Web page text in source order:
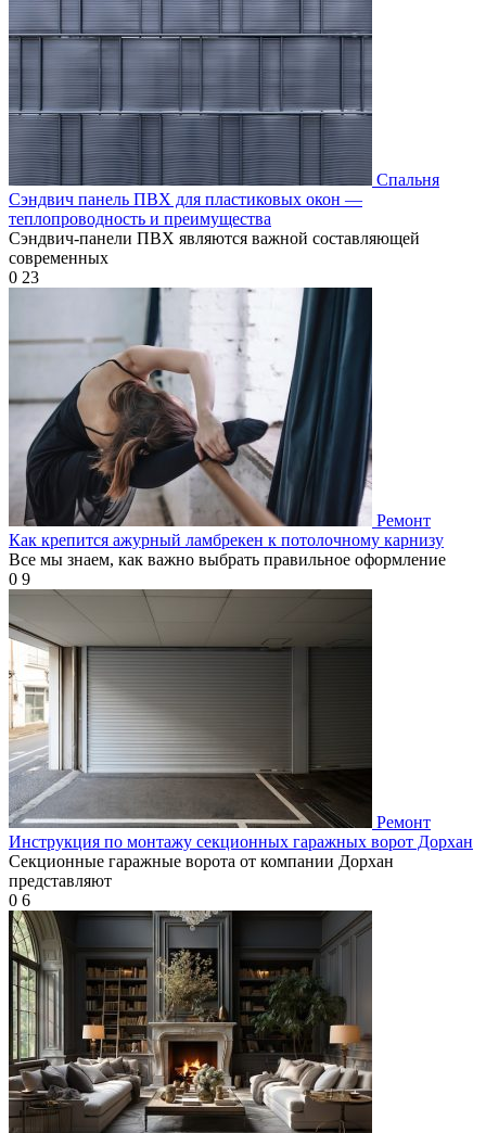
Спальня
Сэндвич панель ПВХ для пластиковых окон —
теплопроводность и преимущества
Сэндвич-панели ПВХ являются важной составляющей
современных
0 23
Ремонт
Как крепится ажурный ламбрекен к потолочному карнизу
Все мы знаем, как важно выбрать правильное оформление
0 9
Ремонт
Инструкция по монтажу секционных гаражных ворот Дорхан
Секционные гаражные ворота от компании Дорхан
представляют
0 6